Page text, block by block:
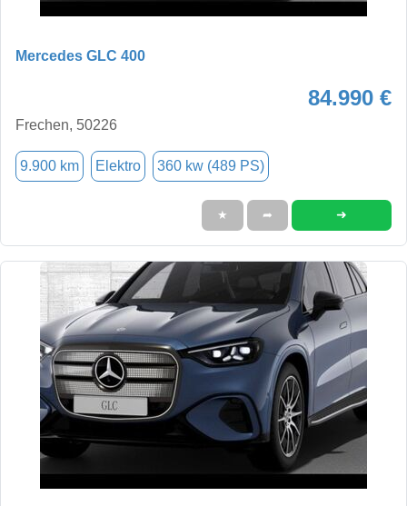
Mercedes GLC 400
84.990 €
Frechen, 50226
9.900 km Elektro 360 kw (489 PS)
★ ➦ ➜